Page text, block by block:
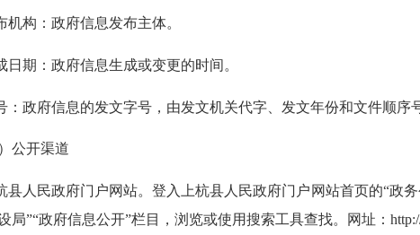
构：政府信息发布主体。
期：政府信息生成或变更的时间。
府信息的发文字号，由发文机关代字、发文年份和文件顺序号
开渠道
民政府门户网站。登入上杭县人民政府门户网站首页的“政务
局”“政府信息公开”栏目，浏览或使用搜索工具查找。网址：http://